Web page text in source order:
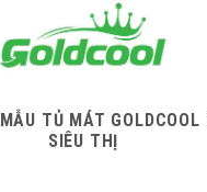
MẪU TỦ MÁT GOLDCOOL
SIÊU THỊ